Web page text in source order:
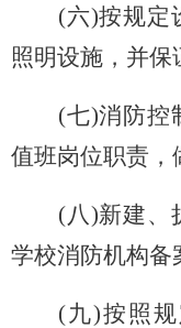
(六)按规定
照明设施，并保
(七)消防控
值班岗位职责，
(八)新建、
学校消防机构备
(九)按照